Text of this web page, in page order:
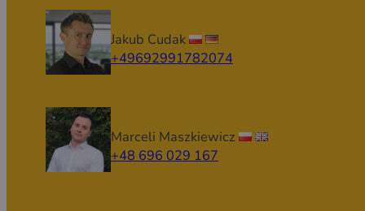
Jakub Cudak
+49692991782074
Marceli Maszkiewicz
+48 696 029 167